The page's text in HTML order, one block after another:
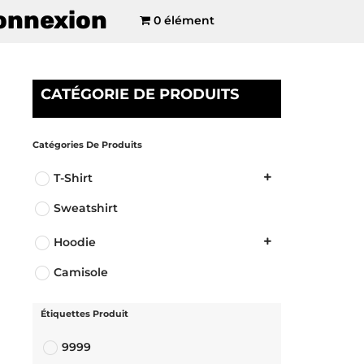
0 élément
CATÉGORIE DE PRODUITS
Catégories De Produits
T-Shirt
Sweatshirt
Hoodie
Camisole
Étiquettes Produit
9999